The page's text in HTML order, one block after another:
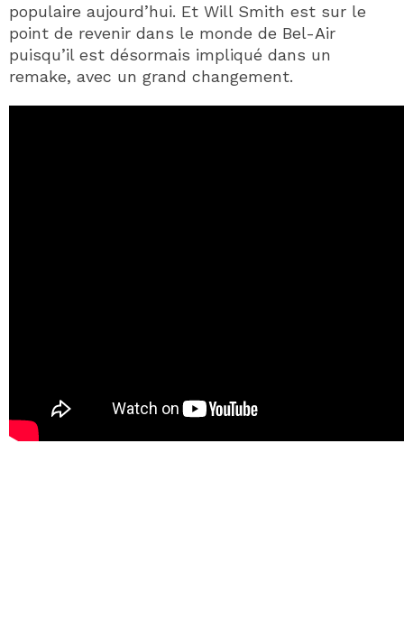
populaire aujourd’hui. Et Will Smith est sur le
point de revenir dans le monde de Bel-Air
puisqu’il est désormais impliqué dans un
remake, avec un grand changement.